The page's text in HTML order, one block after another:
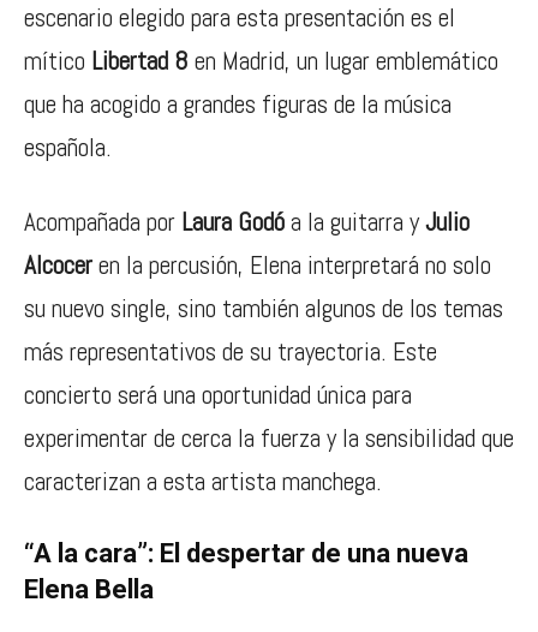
escenario elegido para esta presentación es el
mítico Libertad 8 en Madrid, un lugar emblemático
que ha acogido a grandes figuras de la música
española.
Acompañada por Laura Godóa la guitarra yJulio
Alcoceren la percusión, Elena interpretará no solo
su nuevo single, sino también algunos de los temas
más representativos de su trayectoria. Este
concierto será una oportunidad única para
experimentar de cerca la fuerza y la sensibilidad que
caracterizan a esta artista manchega.
“A la cara”: El despertar de una nueva
Elena Bella